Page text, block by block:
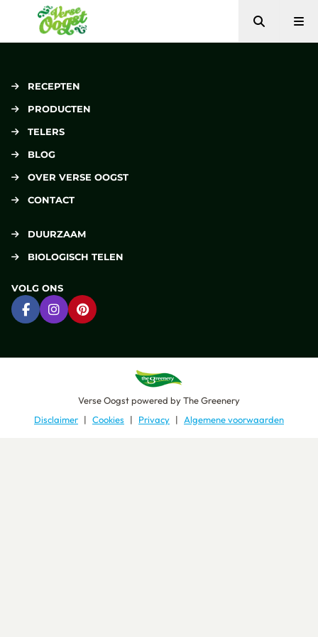
Verse Oogst
Zoeken
RECEPTEN
PRODUCTEN
TELERS
BLOG
OVER VERSE OOGST
CONTACT
DUURZAAM
BIOLOGISCH TELEN
VOLG ONS
Ga naar Facebook
Ga naar Instagram
Ga naar Pinterest
Verse Oogstpowered byThe Greenery
Disclaimer
Cookies Privacy Algemene voorwaarden